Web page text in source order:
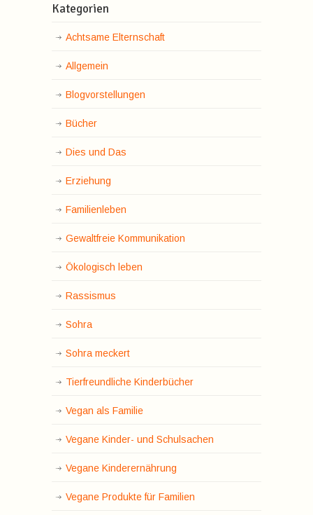
Kategorien
Achtsame Elternschaft
Allgemein
Blogvorstellungen
Bücher
Dies und Das
Erziehung
Familienleben
Gewaltfreie Kommunikation
Ökologisch leben
Rassismus
Sohra
Sohra meckert
Tierfreundliche Kinderbücher
Vegan als Familie
Vegane Kinder- und Schulsachen
Vegane Kinderernährung
Vegane Produkte für Familien